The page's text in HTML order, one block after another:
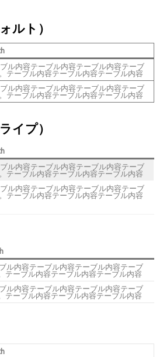
ルト）
ル内容テーブル内容テーブル内容テーブ
テーブル内容テーブル内容テーブル内容
ル内容テーブル内容テーブル内容テーブ
テーブル内容テーブル内容テーブル内容
イプ）
ル内容テーブル内容テーブル内容テーブ
テーブル内容テーブル内容テーブル内容
ル内容テーブル内容テーブル内容テーブ
テーブル内容テーブル内容テーブル内容
ル内容テーブル内容テーブル内容テーブ
テーブル内容テーブル内容テーブル内容
ル内容テーブル内容テーブル内容テーブ
テーブル内容テーブル内容テーブル内容